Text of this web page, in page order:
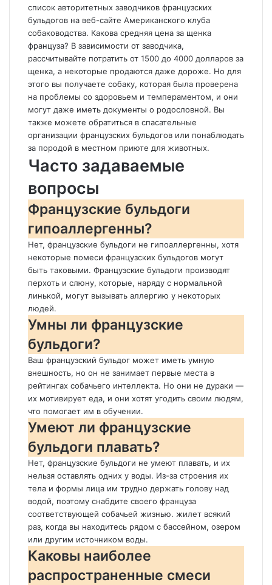
список авторитетных заводчиков французских
бульдогов на веб-сайте Американского клуба
собаководства. Какова средняя цена за щенка
француза? В зависимости от заводчика,
рассчитывайте потратить от 1500 до 4000 долларов за
щенка, а некоторые продаются даже дороже. Но для
этого вы получаете собаку, которая была проверена
на проблемы со здоровьем и темпераментом, и они
могут даже иметь документы о родословной. Вы
также можете обратиться в спасательные
организации французских бульдогов или понаблюдать
за породой в местном приюте для животных.
Часто задаваемые
вопросы
Французские бульдоги
гипоаллергенны?
Нет, французские бульдоги не гипоаллергенны, хотя
некоторые помеси французских бульдогов могут
быть таковыми. Французские бульдоги производят
перхоть и слюну, которые, наряду с нормальной
линькой, могут вызывать аллергию у некоторых
людей.
Умны ли французские
бульдоги?
Ваш французский бульдог может иметь умную
внешность, но он не занимает первые места в
рейтингах собачьего интеллекта. Но они не дураки —
их мотивирует еда, и они хотят угодить своим людям,
что помогает им в обучении.
Умеют ли французские
бульдоги плавать?
Нет, французские бульдоги не умеют плавать, и их
нельзя оставлять одних у воды. Из-за строения их
тела и формы лица им трудно держать голову над
водой, поэтому снабдите своего француза
соответствующей собачьей жизнью. жилет всякий
раз, когда вы находитесь рядом с бассейном, озером
или другим источником воды.
Каковы наиболее
распространенные смеси